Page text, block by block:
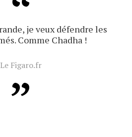
je veux défendre les
Comme Chadha !
Le Figaro.fr